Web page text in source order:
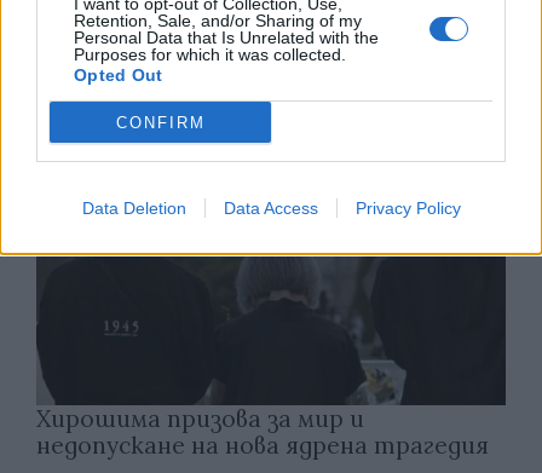
Retention, Sale, and/or Sharing of my
Personal Data that Is Unrelated with the
Purposes for which it was collected.
Opted Out
CONFIRM
Data Deletion Data Access Privacy Policy
07.08.2026 / 14:30
Хирошима призова за мир и
недопускане на нова ядрена трагедия